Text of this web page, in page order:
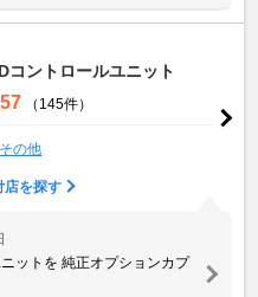
コントロールユニット
（145件）
その他
店を探す
ットを 純正オプションカプ